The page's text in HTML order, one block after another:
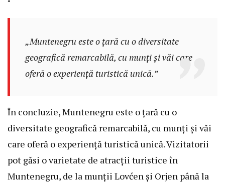
„Muntenegru este o țară cu o diversitate
geografică remarcabilă, cu munți și văi care
oferă o experiență turistică unică.”
În concluzie, Muntenegru este o țară cu o
diversitate geografică remarcabilă, cu munți și văi
care oferă o experiență turistică unică. Vizitatorii
pot găsi o varietate de atracții turistice în
Muntenegru, de la munții Lovćen și Orjen până la